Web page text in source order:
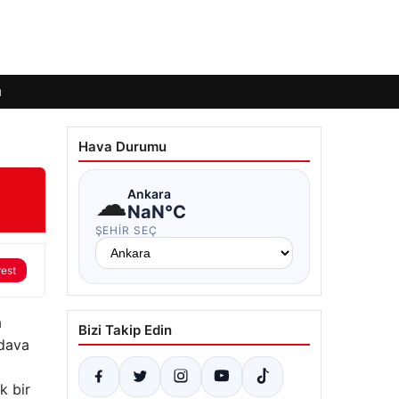
bir
Hava Durumu
☁Ankara
NaN°C
ŞEHIR SEÇ
Bizi Takip Edin